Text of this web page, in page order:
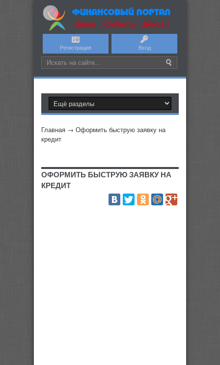
Регистрация Вход
Главная → Оформить быструю заявку на
кредит
ОФОРМИТЬ БЫСТРУЮ ЗАЯВКУ НА
КРЕДИТ